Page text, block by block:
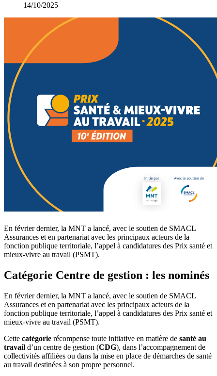
14/10/2025
En février dernier, la MNT a lancé, avec le soutien de SMACL
Assurances et en partenariat avec les principaux acteurs de la
fonction publique territoriale, l’appel à candidatures des Prix santé et
mieux-vivre au travail (PSMT).
Catégorie Centre de gestion : les nominés
En février dernier, la MNT a lancé, avec le soutien de SMACL
Assurances et en partenariat avec les principaux acteurs de la
fonction publique territoriale, l’appel à candidatures des Prix santé et
mieux-vivre au travail (PSMT).
Cette catégorie récompense toute initiative en matière de santé au
travail d’un centre de gestion (CDG), dans l’accompagnement de
collectivités affiliées ou dans la mise en place de démarches de santé
au travail destinées à son propre personnel.